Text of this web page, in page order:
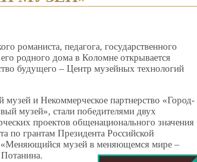
романиста, педагога, государственного
родного дома в Коломне открывается
будущего – Центр музейных технологий
музей и Некоммерческое партнерство «Город-
музей», стали победителями двух
проектов общенационального значения
по грантам Президента Российской
«Меняющийся музей в меняющемся мире –